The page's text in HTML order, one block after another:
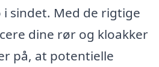
i sindet. Med de rigtige
dine rør og kloakker
på, at potentielle